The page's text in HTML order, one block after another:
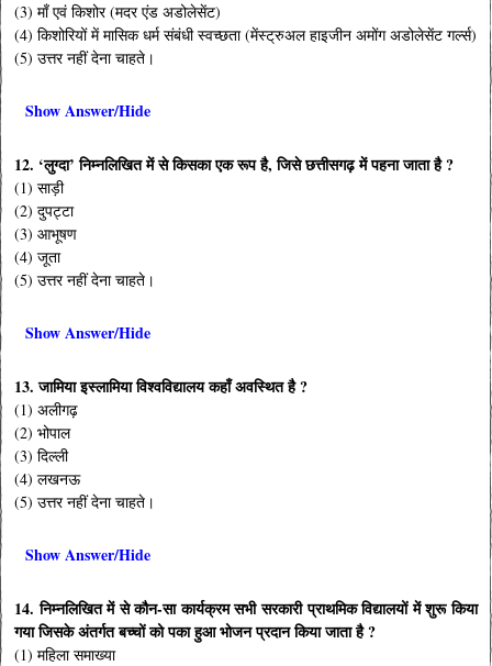
(3) माँ एवं किशोर (मदर एंड अडोलेसेंट)
(4) किशोरियों में मासिक धर्म संबंधी स्वच्छता (मेंस्ट्रुअल हाइजीन अमोंग अडोलेसेंट गर्ल्स)
(5) उत्तर नहीं देना चाहते।
Show Answer/Hide
12. ‘लुग्दा’ निम्नलिखित में से किसका एक रूप है, जिसे छत्तीसगढ़ में पहना जाता है ?
(1) साड़ी
(2) दुपट्टा
(3) आभूषण
(4) जूता
(5) उत्तर नहीं देना चाहते।
Show Answer/Hide
13. जामिया इस्लामिया विश्वविद्यालय कहाँ अवस्थित है ?
(1) अलीगढ़
(2) भोपाल
(3) दिल्ली
(4) लखनऊ
(5) उत्तर नहीं देना चाहते।
Show Answer/Hide
14. निम्नलिखित में से कौन-सा कार्यक्रम सभी सरकारी प्राथमिक विद्यालयों में शुरू किया
गया जिसके अंतर्गत बच्चों को पका हुआ भोजन प्रदान किया जाता है ?
(1) महिला समाख्या